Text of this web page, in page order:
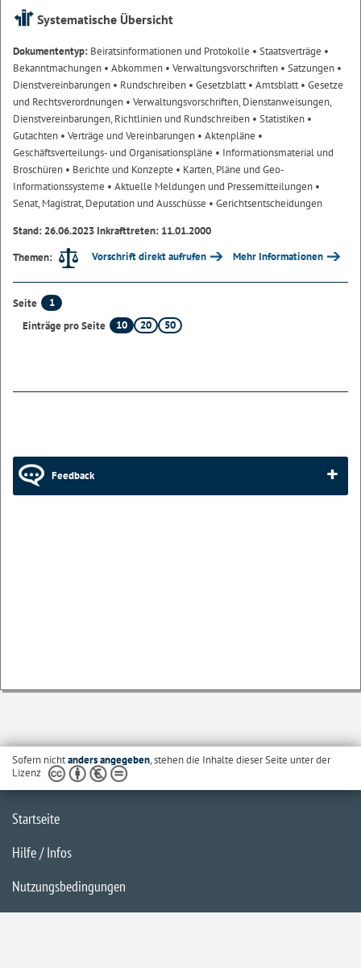
Systematische Übersicht
Dokumententyp: Beiratsinformationen und Protokolle • Staatsverträge •
Bekanntmachungen • Abkommen • Verwaltungsvorschriften • Satzungen •
Dienstvereinbarungen • Rundschreiben • Gesetzblatt• Amtsblatt• Gesetze
und Rechtsverordnungen • Verwaltungsvorschriften, Dienstanweisungen,
Dienstvereinbarungen, Richtlinien und Rundschreiben • Statistiken •
Gutachten • Verträge und Vereinbarungen • Aktenpläne •
Geschäftsverteilungs- und Organisationspläne • Informationsmaterial und
Broschüren • Berichte und Konzepte • Karten, Pläne und Geo-
Informationssysteme • Aktuelle Meldungen und Pressemitteilungen •
Senat, Magistrat, Deputation und Ausschüsse • Gerichtsentscheidungen
Stand: 26.06.2023 Inkrafttreten: 11.01.2000
Themen:
Vorschrift direkt aufrufen Mehr Informationen
Seite
1
Einträge pro Seite
10 20 50
Feedback
Sofern nichtanders angegeben, stehen die Inhalte dieser Seite unter der
Lizenz
Startseite
Hilfe / Infos
Nutzungsbedingungen